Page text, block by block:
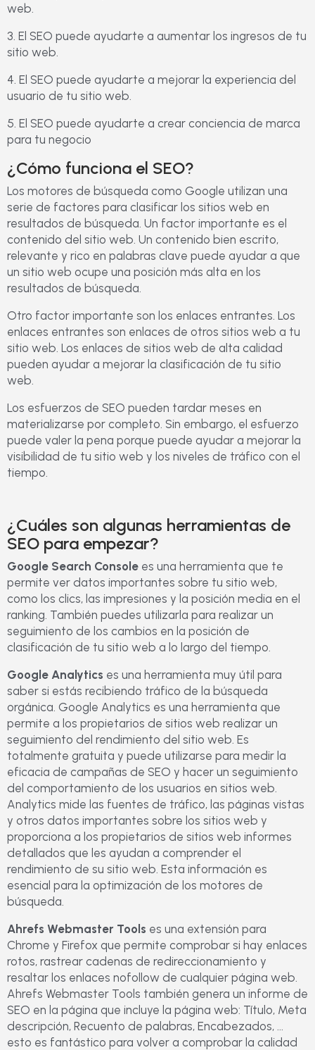
web.
3. El SEO puede ayudarte a aumentar los ingresos de tu
sitio web.
4. El SEO puede ayudarte a mejorar la experiencia del
usuario de tu sitio web.
5. El SEO puede ayudarte a crear conciencia de marca
para tu negocio
¿Cómo funciona el SEO?
Los motores de búsqueda como Google utilizan una
serie de factores para clasificar los sitios web en
resultados de búsqueda. Un factor importante es el
contenido del sitio web. Un contenido bien escrito,
relevante y rico en palabras clave puede ayudar a que
un sitio web ocupe una posición más alta en los
resultados de búsqueda.
Otro factor importante son los enlaces entrantes. Los
enlaces entrantes son enlaces de otros sitios web a tu
sitio web. Los enlaces de sitios web de alta calidad
pueden ayudar a mejorar la clasificación de tu sitio
web.
Los esfuerzos de SEO pueden tardar meses en
materializarse por completo. Sin embargo, el esfuerzo
puede valer la pena porque puede ayudar a mejorar la
visibilidad de tu sitio web y los niveles de tráfico con el
tiempo.
¿Cuáles son algunas herramientas de
SEO para empezar?
Google Search Console es una herramienta que te
permite ver datos importantes sobre tu sitio web,
como los clics, las impresiones y la posición media en el
ranking. También puedes utilizarla para realizar un
seguimiento de los cambios en la posición de
clasificación de tu sitio web a lo largo del tiempo.
Google Analytics es una herramienta muy útil para
saber si estás recibiendo tráfico de la búsqueda
orgánica. Google Analytics es una herramienta que
permite a los propietarios de sitios web realizar un
seguimiento del rendimiento del sitio web. Es
totalmente gratuita y puede utilizarse para medir la
eficacia de campañas de SEO y hacer un seguimiento
del comportamiento de los usuarios en sitios web.
Analytics mide las fuentes de tráfico, las páginas vistas
y otros datos importantes sobre los sitios web y
proporciona a los propietarios de sitios web informes
detallados que les ayudan a comprender el
rendimiento de su sitio web. Esta información es
esencial para la optimización de los motores de
búsqueda.
Ahrefs Webmaster Tools es una extensión para
Chrome y Firefox que permite comprobar si hay enlaces
rotos, rastrear cadenas de redireccionamiento y
resaltar los enlaces nofollow de cualquier página web.
Ahrefs Webmaster Tools también genera un informe de
SEO en la página que incluye la página web: Título, Meta
descripción, Recuento de palabras, Encabezados, ...
esto es fantástico para volver a comprobar la calidad